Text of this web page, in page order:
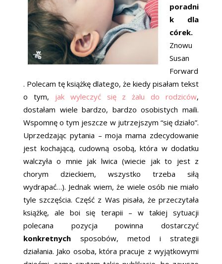
poradni
k dla
córek.
Znowu
Susan
Forward
. Polecam tę książkę dlatego, że kiedy pisałam tekst
o tym, jak wyleczyć się z żalu do rodziców,
dostałam wiele bardzo, bardzo osobistych maili.
Wspomnę o tym jeszcze w jutrzejszym “się działo”.
Uprzedzając pytania – moja mama zdecydowanie
jest kochającą, cudowną osobą, która w dodatku
walczyła o mnie jak lwica (wiecie jak to jest z
chorym dzieckiem, wszystko trzeba siłą
wydrapać…). Jednak wiem, że wiele osób nie miało
tyle szczęścia. Część z Was pisała, że przeczytała
książkę, ale boi się terapii – w takiej sytuacji
polecana pozycja powinna dostarczyć
konkretnych sposobów, metod i strategii
działania. Jako osoba, która pracuje z wyjątkowymi